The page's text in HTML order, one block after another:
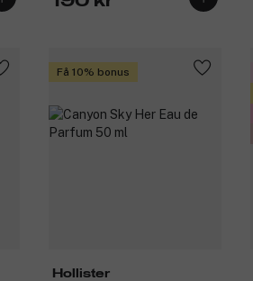
Få 10% bonus
Hollister